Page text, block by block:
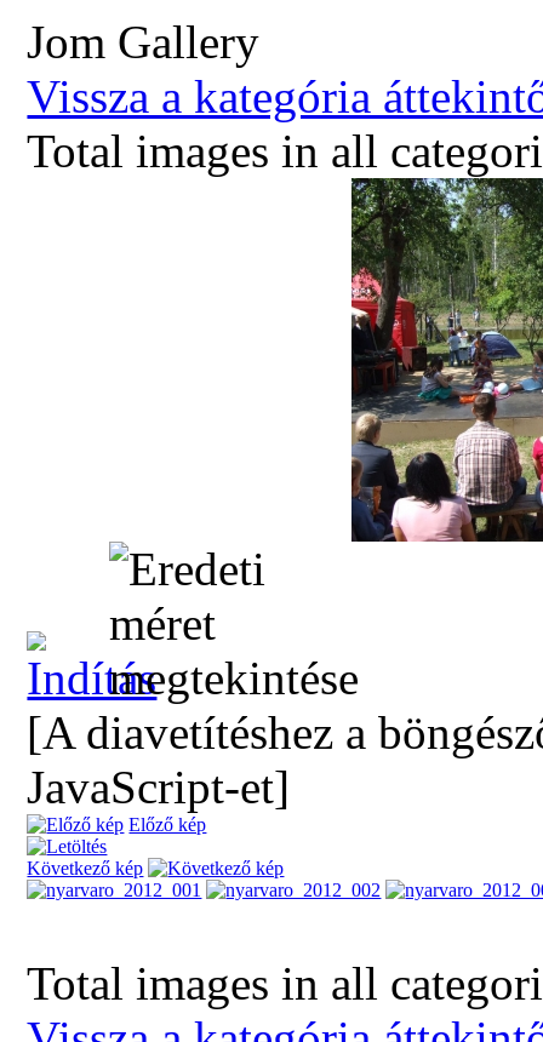
Jom Gallery
Vissza a kategória
Total images in all
[A diavetítéshez a
JavaScript-et]
Előző kép
Következő kép
Total images in all